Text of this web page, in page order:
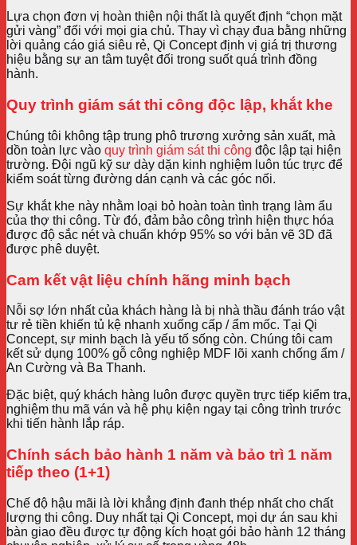
Lựa chọn đơn vị hoàn thiện nội thất là quyết định “chọn mặt
gửi vàng” đối với mọi gia chủ. Thay vì chạy đua bằng những
lời quảng cáo giá siêu rẻ, Qi Concept định vị giá trị thương
hiệu bằng sự an tâm tuyệt đối trong suốt quá trình đồng
hành.
Quy trình giám sát thi công độc lập, khắt khe
Chúng tôi không tập trung phô trương xưởng sản xuất, mà
dồn toàn lực vào quy trình giám sát thi công độc lập tại hiện
trường. Đội ngũ kỹ sư dày dặn kinh nghiệm luôn túc trực để
kiểm soát từng đường dán cạnh và các góc nối.
Sự khắt khe này nhằm loại bỏ hoàn toàn tình trạng làm ẩu
của thợ thi công. Từ đó, đảm bảo công trình hiện thực hóa
được độ sắc nét và chuẩn khớp 95% so với bản vẽ 3D đã
được phê duyệt.
Cam kết vật liệu chính hãng minh bạch
Nỗi sợ lớn nhất của khách hàng là bị nhà thầu đánh tráo vật
tư rẻ tiền khiến tủ kệ nhanh xuống cấp / ẩm mốc. Tại Qi
Concept, sự minh bạch là yếu tố sống còn. Chúng tôi cam
kết sử dụng 100% gỗ công nghiệp MDF lõi xanh chống ẩm /
An Cường và Ba Thanh.
Đặc biệt, quý khách hàng luôn được quyền trực tiếp kiểm tra,
nghiệm thu mã ván và hệ phụ kiện ngay tại công trình trước
khi tiến hành lắp ráp.
Chính sách bảo hành 1 năm và bảo trì 1 năm
tiếp theo (1+1)
Chế độ hậu mãi là lời khẳng định đanh thép nhất cho chất
lượng thi công. Duy nhất tại Qi Concept, mọi dự án sau khi
bàn giao đều được tự động kích hoạt gói bảo hành 12 tháng